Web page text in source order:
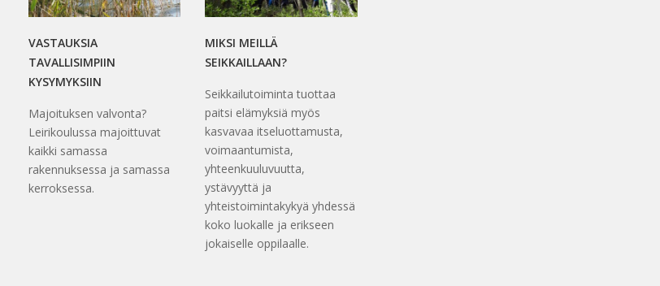
VASTAUKSIA
TAVALLISIMPIIN
KYSYMYKSIIN
Majoituksen valvonta?
Leirikoulussa majoittuvat
kaikki samassa
rakennuksessa ja samassa
kerroksessa.
MIKSI MEILLÄ
SEIKKAILLAAN?
Seikkailutoiminta tuottaa
paitsi elämyksiä myös
kasvavaa itseluottamusta,
voimaantumista,
yhteenkuuluvuutta,
ystävyyttä ja
yhteistoimintakykyä yhdessä
koko luokalle ja erikseen
jokaiselle oppilaalle.